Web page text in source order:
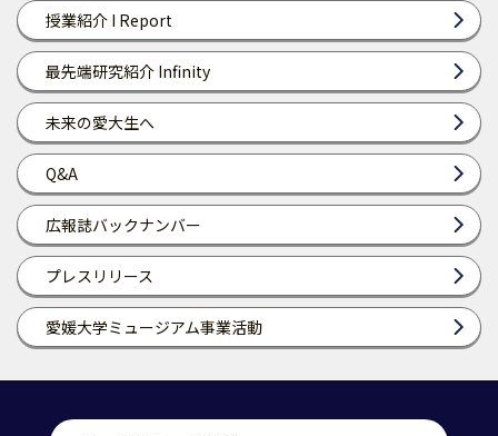
授業紹介 I Report
最先端研究紹介 Infinity
未来の愛大生へ
Q&A
広報誌バックナンバー
プレスリリース
愛媛大学ミュージアム事業活動